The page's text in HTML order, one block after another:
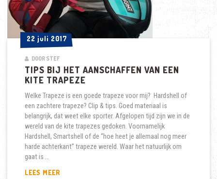
22 juli 2017
22 juli 2017
DOOR STEF
TIPS BIJ HET AANSCHAFFEN VAN EEN
KITE TRAPEZE
Welke Trapeze is een goede trapeze voor mij? Hardshell of
een zachtere trapeze? Clip & tips. Goed materiaal is
belangrijk, dat weet elke sporter. Afgelopen tijd zijn we in de
wereld van de kite trapezes gedoken. Voornamelijk
Hardshell, Smartshell of de “hoe heet je allemaal nog meer
harde achterkant” trapeze wereld. Waar het natuurlijk om
gaat is …
LEES MEER